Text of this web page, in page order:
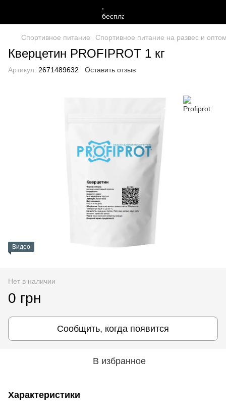
Спортивное питание Спортивное питание на развес и
Кверцетин PROFIPROT 1 кг
Артикул: 2671489632 Оставить отзыв
Видео
Нет в наличии
0 грн
Сообщить, когда появится
В избранное
Характеристики